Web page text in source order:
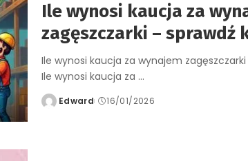
Ile wynosi kaucja za
zagęszczarki – sprawdź
Ile wynosi kaucja za wynajem
Ile wynosi kaucja za ...
PostedEdward 16/01/2026